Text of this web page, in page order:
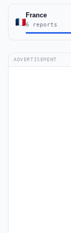
France
6 reports
ADVERTISEMENT